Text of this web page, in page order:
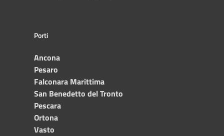
Porti
Ancona
Pesaro
Falconara Marittima
San Benedetto del Tronto
Pescara
Ortona
Vasto